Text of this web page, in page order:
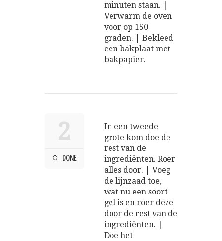
minuten staan. |
Verwarm de oven
voor op 150
graden. | Bekleed
een bakplaat met
bakpapier.
2
DONE
In een tweede
grote kom doe de
rest van de
ingrediënten. Roer
alles door. | Voeg
de lijnzaad toe,
wat nu een soort
gel is en roer deze
door de rest van de
ingrediënten. |
Doe het